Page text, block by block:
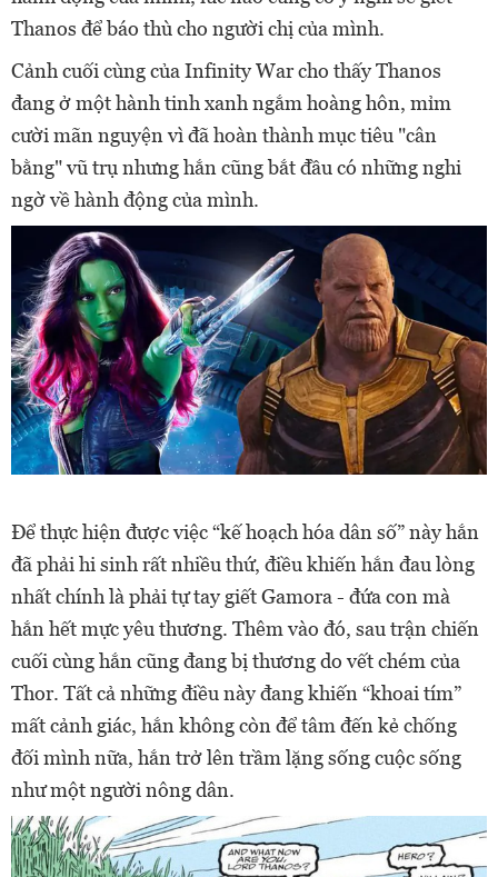
Thanos để báo thù cho người chị của mình.
Cảnh cuối cùng của Infinity War cho thấy Thanos
đang ở một hành tinh xanh ngắm hoàng hôn, mỉm
cười mãn nguyện vì đã hoàn thành mục tiêu "cân
bằng" vũ trụ nhưng hắn cũng bắt đầu có những nghi
ngờ về hành động của mình.
Để thực hiện được việc “kế hoạch hóa dân số” này hắn
đã phải hi sinh rất nhiều thứ, điều khiến hắn đau lòng
nhất chính là phải tự tay giết Gamora - đứa con mà
hắn hết mực yêu thương. Thêm vào đó, sau trận chiến
cuối cùng hắn cũng đang bị thương do vết chém của
Thor. Tất cả những điều này đang khiến “khoai tím”
mất cảnh giác, hắn không còn để tâm đến kẻ chống
đối mình nữa, hắn trở lên trầm lặng sống cuộc sống
như một người nông dân.